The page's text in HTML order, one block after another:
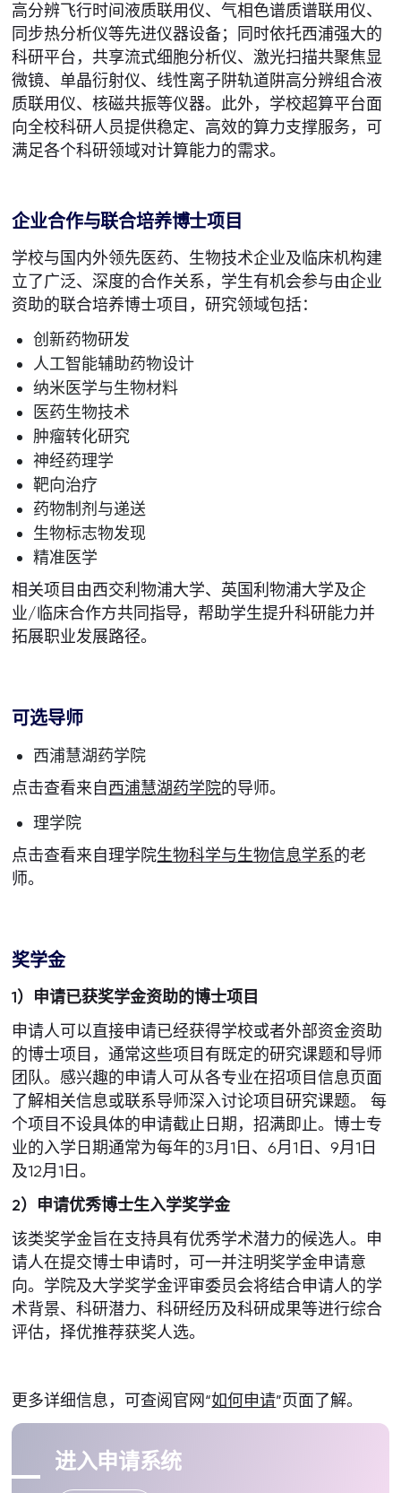
高分辨飞行时间液质联用仪、气相色谱质谱联用仪、
同步热分析仪等先进仪器设备；同时依托西浦强大的
科研平台，共享流式细胞分析仪、激光扫描共聚焦显
微镜、单晶衍射仪、线性离子阱轨道阱高分辨组合液
质联用仪、核磁共振等仪器。此外，学校超算平台面
向全校科研人员提供稳定、高效的算力支撑服务，可
满足各个科研领域对计算能力的需求。
企业合作与联合培养博士项目
学校与国内外领先医药、生物技术企业及临床机构建
立了广泛、深度的合作关系，学生有机会参与由企业
资助的联合培养博士项目，研究领域包括：
创新药物研发
人工智能辅助药物设计
纳米医学与生物材料
医药生物技术
肿瘤转化研究
神经药理学
靶向治疗
药物制剂与递送
生物标志物发现
精准医学
相关项目由西交利物浦大学、英国利物浦大学及企
业/临床合作方共同指导，帮助学生提升科研能力并
拓展职业发展路径。
可选导师
西浦慧湖药学院
点击查看来自西浦慧湖药学院的导师。
理学院
点击查看来自理学院生物科学与生物信息学系的老
师。
奖学金
1）申请已获奖学金资助的博士项目
申请人可以直接申请已经获得学校或者外部资金资助
的博士项目，通常这些项目有既定的研究课题和导师
团队。感兴趣的申请人可从各专业在招项目信息页面
了解相关信息或联系导师深入讨论项目研究课题。 每
个项目不设具体的申请截止日期，招满即止。博士专
业的入学日期通常为每年的3月1日、6月1日、9月1日
及12月1日。
2）申请优秀博士生入学奖学金
该类奖学金旨在支持具有优秀学术潜力的候选人。申
请人在提交博士申请时，可一并注明奖学金申请意
向。学院及大学奖学金评审委员会将结合申请人的学
术背景、科研潜力、科研经历及科研成果等进行综合
评估，择优推荐获奖人选。
更多详细信息，可查阅官网“如何申请”页面了解。
进入申请系统